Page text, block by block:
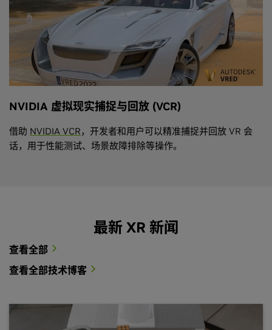
NVIDIA 虚拟现实捕捉与回放 (VCR)
借助 NVIDIA VCR，开发者和用户可以精准捕捉并回放 VR 会
话，用于性能测试、场景故障排除等操作。
最新 XR 新闻
查看全部
查看全部技术博客